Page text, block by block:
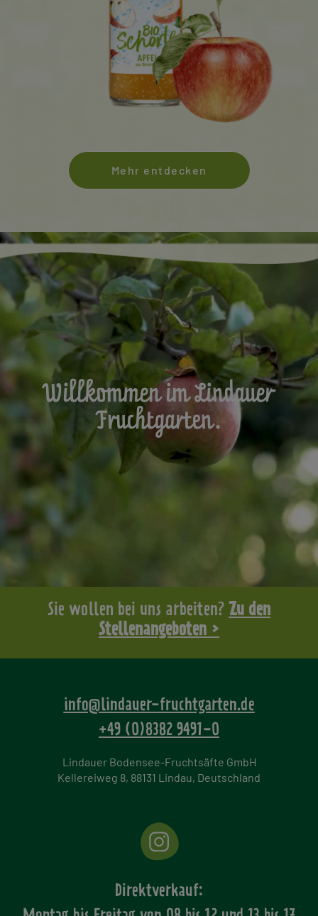
Mehr entdecken
Willkommen im Lindauer
Fruchtgarten.
Sie wollen bei uns arbeiten? Zu den
Stellenangeboten >
info@lindauer-fruchtgarten.de
+49 (0)8382 9491-0
Lindauer Bodensee-Fruchtsäfte GmbH
Kellereiweg 8, 88131 Lindau, Deutschland
Direktverkauf: